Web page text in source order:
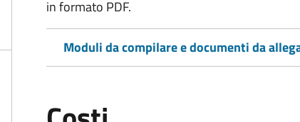
in formato PDF.
Moduli da compilare e documenti da